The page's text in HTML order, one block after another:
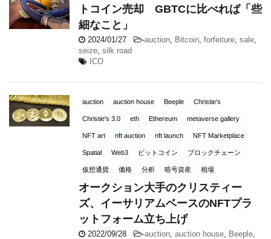
トコイン売却 GBTCに比べれば「些
細なこと」
2024/01/27 -auction Bitcoin forfeiture sale
seize silk road
ICO
auction auction house Beeple Christie's
Christie's 3.0 eth Ethereum metaverse gallery
NFT art nft auction nft launch NFT Marketplace
Spatial Web3 ビットコイン ブロックチェーン
仮想通貨 価格 分析 暗号資産 相場
オークション大手のクリスティー
ズ、イーサリアムベースのNFTプラ
ットフォーム立ち上げ
2022/09/28 -auction auction house Beeple